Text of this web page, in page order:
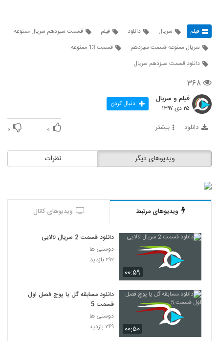
فیلم سریال دانلود فیلم
قسمت سیزدهم سریال ممنوعه
سریال ممنوعه قسمت سیزدهم
قسمت 13 ممنوعه
دانلود قسمت سیزدهم سریال
۳۶۸
فیلم و سریال
۲۵ دی ۱۳۹۷ دنبال کردن
دانلود بیشتر ۰ ۰
نظرات ویدیوهای دیگر
ویدیوهای مرتبط ویدیوهای کانال
۰۰:۵۹
دانلود قسمت 2 سریال لالایی
دوستی ها
۲۹۲ بازدید
۰۰:۵۰
دانلود مسابقه گل یا پوچ فصل اول
قسمت 5
دوستی ها
۲۴۹ بازدید